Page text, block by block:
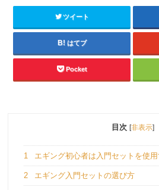
ツイート
はてブ
Pocket
目次 [非表示]
1 エギング初心者は入門セットを使
2 エギング入門セットの選び方